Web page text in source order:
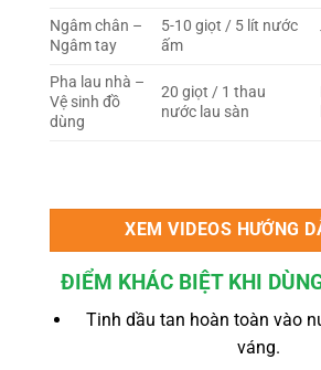
Ngâm chân –
Ngâm tay
5-10 giọt / 5 lít nước
ấm
Pha lau nhà –
Vệ sinh đồ
dùng
20 giọt / 1 thau
nước lau sàn
XEM VIDEOS HƯỚNG
ĐIỂM KHÁC BIỆT KHI
Tinh dầu tan hoàn toàn vào
váng.